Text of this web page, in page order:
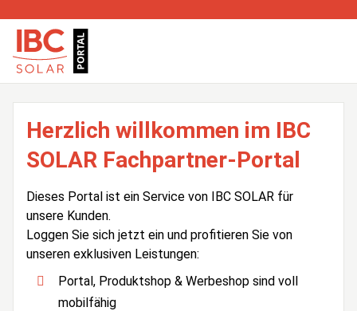
Herzlich willkommen im IBC
SOLAR Fachpartner-Portal
Dieses Portal ist ein Service von IBC SOLAR für
unsere Kunden.
Loggen Sie sich jetzt ein und profitieren Sie von
unseren exklusiven Leistungen:
Portal, Produktshop & Werbeshop sind voll
mobilfähig